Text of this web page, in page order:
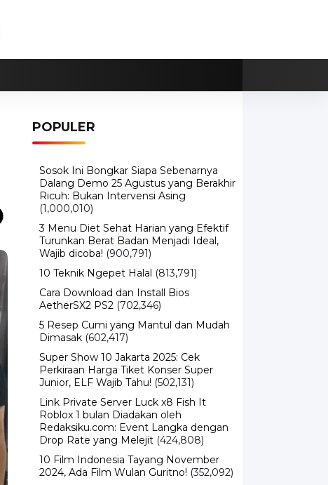
POPULER
Sosok Ini Bongkar Siapa Sebenarnya
Dalang Demo 25 Agustus yang Berakhir
Ricuh: Bukan Intervensi Asing
(1,000,010)
3 Menu Diet Sehat Harian yang Efektif
Turunkan Berat Badan Menjadi Ideal,
Wajib dicoba! (900,791)
10 Teknik Ngepet Halal (813,791)
Cara Download dan Install Bios
AetherSX2 PS2 (702,346)
5 Resep Cumi yang Mantul dan Mudah
Dimasak (602,417)
Super Show 10 Jakarta 2025: Cek
Perkiraan Harga Tiket Konser Super
Junior, ELF Wajib Tahu! (502,131)
Link Private Server Luck x8 Fish It
Roblox 1 bulan Diadakan oleh
Redaksiku.com: Event Langka dengan
Drop Rate yang Melejit (424,808)
10 Film Indonesia Tayang November
2024, Ada Film Wulan Guritno! (352,092)